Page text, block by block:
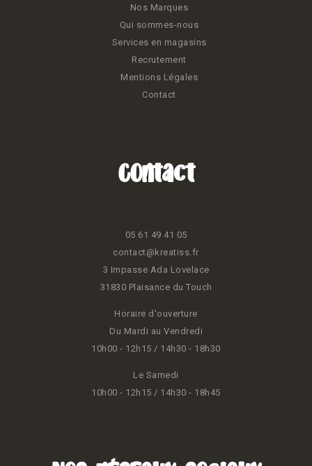
Nos Marques
Qui sommes-nous
Services en magasins
Recrutement
Mentions Légales
Contact
Contact
05 61 49 41 05
contact@kreatiss.fr
3 Impasse Ada Lovelace
31830 Plaisance du Touch
Horaire d'ouverture
Du Mardi au Vendredi
10h00 - 12h15 / 14h30 - 18h30
Le Samedi
10h00 - 12h15 / 14h30 - 18h45